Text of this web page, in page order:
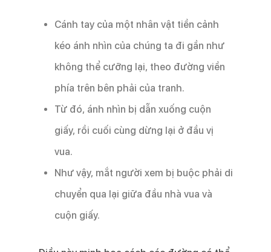
Cánh tay của một nhân vật tiền cảnh
kéo ánh nhìn của chúng ta đi gần như
không thể cưỡng lại, theo đường viền
phía trên bên phải của tranh.
Từ đó, ánh nhìn bị dẫn xuống cuộn
giấy, rồi cuối cùng dừng lại ở đầu vị
vua.
Như vậy, mắt người xem bị buộc phải di
chuyển qua lại giữa đầu nhà vua và
cuộn giấy.